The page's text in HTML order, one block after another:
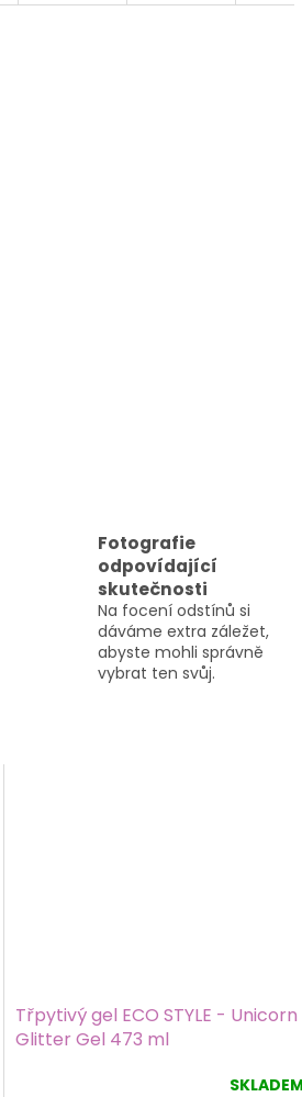
Fotografie
odpovídající
skutečnosti
Na focení odstínů si
dáváme extra záležet,
abyste mohli správně
vybrat ten svůj.
Třpytivý gel ECO STYLE - Unicorn
Glitter Gel 473 ml
SKLADEM